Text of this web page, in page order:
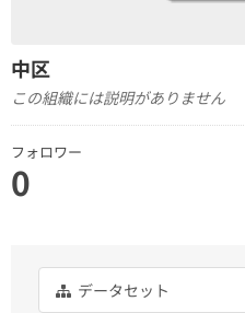
中区
この組織には説明がありません
フォロワー
0
データセット